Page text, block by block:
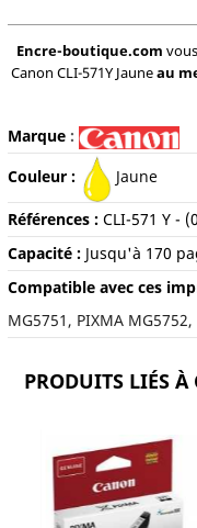
Encre-boutique.com
Canon CLI-571Y Jauneau
Marque:
Couleur :
Jaune
Références : CLI-571 Y-
Capacité :Jusqu'à 170
Compatible avec ces
MG5751, PIXMA
PRODUITS LIÉS À